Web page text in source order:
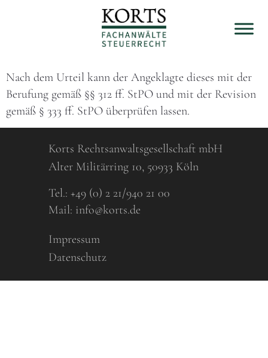
Nach dem Urteil kann der Angeklagte dieses mit der
Berufung gemäß §§ 312 ff. StPO und mit der Revision
gemäß § 333 ff. StPO überprüfen lassen.
Korts Rechtsanwaltsgesellschaft mbH
Alter Militärring 10, 50933 Köln
Tel.: +49 (0) 2 21/940 21 00
Mail: info@korts.de
Impressum
Datenschutz